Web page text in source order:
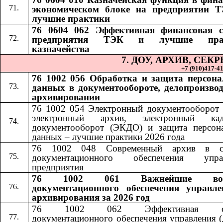
экономическом блоке на
лучшие практики
76 0604 062 Эффективная финансовая
предприятия ТЭК и лучшие
казначейства
7. ДОУ, АРХИВ,
+7 (910)417-
76 1002 056 Обработка и защита
данных в документообороте,
архивировании
76 1002 054 Электронный
электронный архив, электронный
документооборот (ЭКДО) и защита
данных – лучшие практики 2026 года
76 1002 048 Современный архив в
документационного обеспечения
предприятия
76 1002 061 Важнейшие
документационного обеспечения
архивирования за 2026 год
76 1002 062 Эффективная
документационного обеспечения